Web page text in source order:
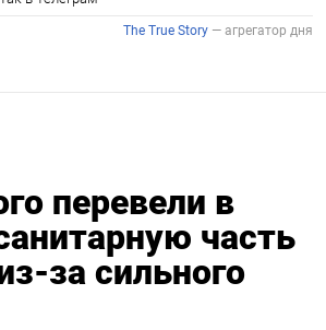
перевели в
часть
за сильного